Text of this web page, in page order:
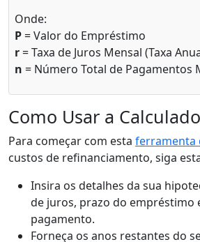
Onde:
P= Valor do Empréstimo
r= Taxa de Juros Mensal (Taxa
n = Número Total de Pagamentos
Como Usar a
Para começar com esta ferramenta
custos de refinanciamento, siga
Insira os detalhes da sua
de juros, prazo do empréstimo
pagamento.
Forneça os anos restantes do